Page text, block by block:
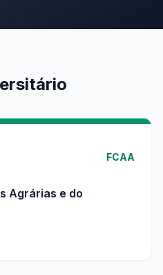
FCAA
Agrárias e do